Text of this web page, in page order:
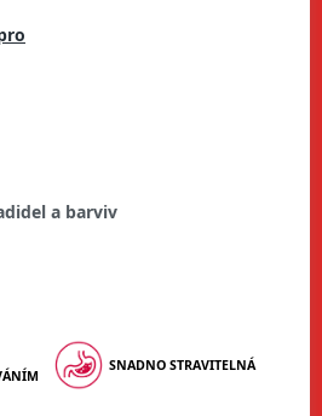
a barviv
SNADNO STRAVITELNÁ